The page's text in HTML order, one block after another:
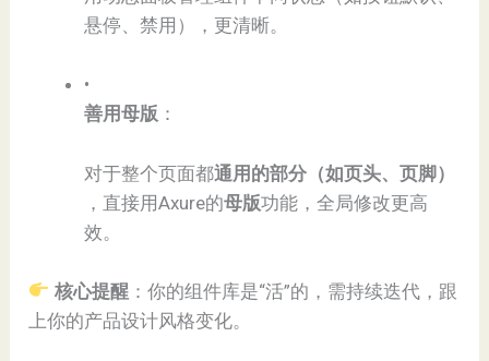
悬停、禁用），更清晰。
•
​善用母版​ ​：
对于整个页面都​​通用的部分（如页头、页脚）​
，直接用Axure的​​母版​​功能，全局修改更高
效。
核心提醒​​：你的组件库是“活”的，需持续迭代，跟
上你的产品设计风格变化。